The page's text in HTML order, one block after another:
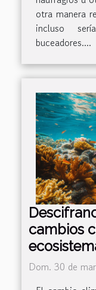
otra manera
incluso
buceadores....
cambios
Dom. 30 de